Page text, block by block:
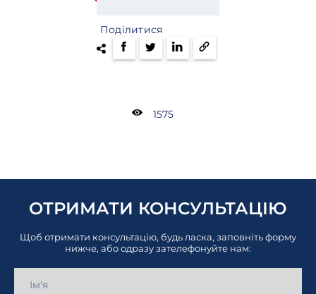
Поділитися
1575
ОТРИМАТИ КОНСУЛЬТАЦІЮ
Щоб отримати консультацію, будь ласка, заповніть форму
нижче, або одразу зателефонуйте нам: